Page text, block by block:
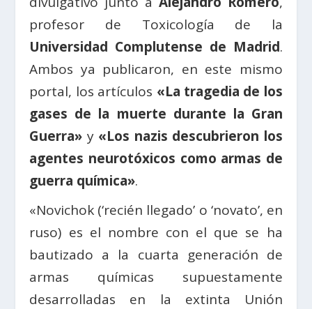
profesor de Toxicología de la
Universidad Complutense de Madrid.
Ambos ya publicaron, en este mismo
portal, los artículos «La tragedia de los
gases de la muerte durante la Gran
Guerra» y «Los nazis descubrieron los
agentes neurotóxicos como armas de
guerra química».
«Novichok (‘recién llegado’ o ‘novato’, en
ruso) es el nombre con el que se ha
bautizado a la cuarta generación de
armas químicas supuestamente
desarrolladas en la extinta Unión